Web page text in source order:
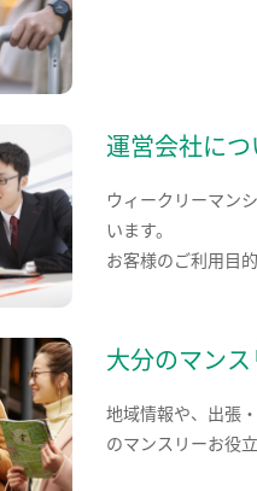
運営会社につ
ウィークリーマン
います。
お客様のご利用目
大分のマン
地域情報や、出張
のマンスリーお役